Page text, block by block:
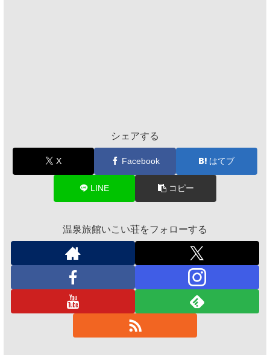
シェアする
X Facebook はてブ
LINE コピー
温泉旅館いこい荘をフォローする